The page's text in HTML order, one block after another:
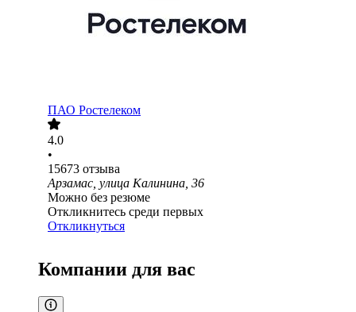
ПАО Ростелеком
4.0
•
15673 отзыва
Арзамас, улица Калинина, 36
Можно без резюме
Откликнитесь среди первых
Откликнуться
Компании для вас